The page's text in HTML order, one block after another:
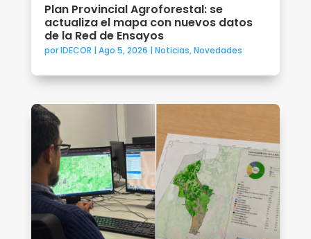
Plan Provincial Agroforestal: se
actualiza el mapa con nuevos datos
de la Red de Ensayos
porIDECOR | Ago 5, 2026 | Noticias,Novedades